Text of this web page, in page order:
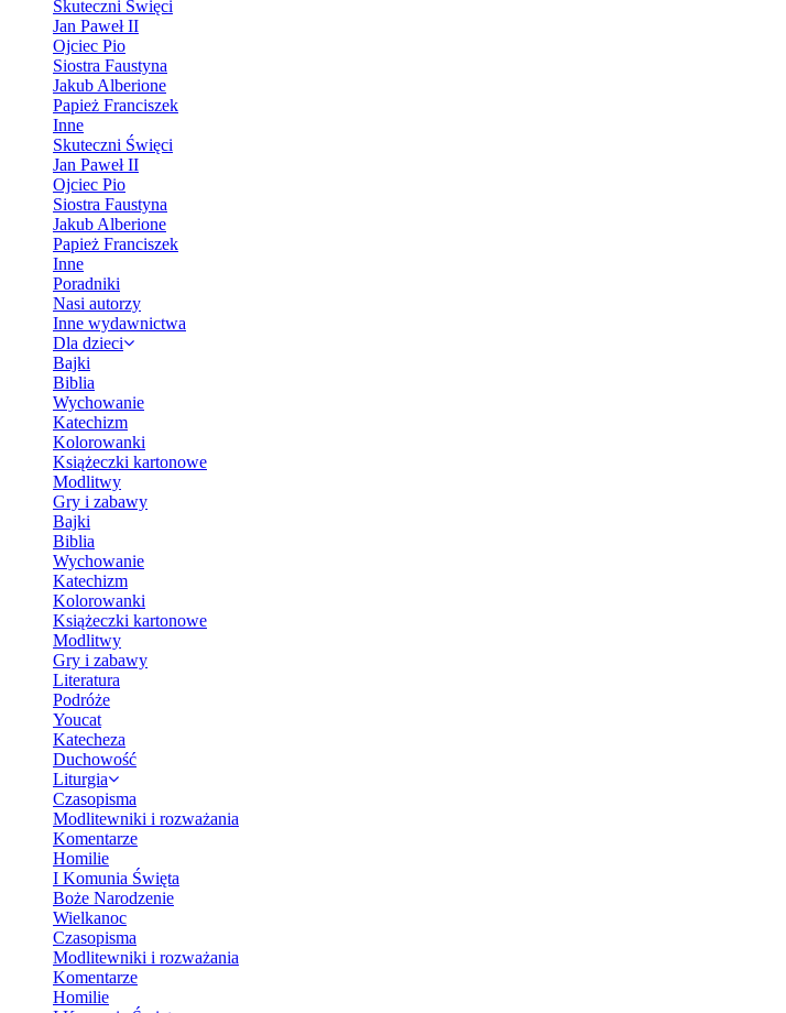
Skuteczni Święci
Jan Paweł II
Ojciec Pio
Siostra Faustyna
Jakub Alberione
Papież Franciszek
Inne
Skuteczni Święci
Jan Paweł II
Ojciec Pio
Siostra Faustyna
Jakub Alberione
Papież Franciszek
Inne
Poradniki
Nasi autorzy
Inne wydawnictwa
Dla dzieci
Bajki
Biblia
Wychowanie
Katechizm
Kolorowanki
Książeczki kartonowe
Modlitwy
Gry i zabawy
Bajki
Biblia
Wychowanie
Katechizm
Kolorowanki
Książeczki kartonowe
Modlitwy
Gry i zabawy
Literatura
Podróże
Youcat
Katecheza
Duchowość
Liturgia
Czasopisma
Modlitewniki i rozważania
Komentarze
Homilie
I Komunia Święta
Boże Narodzenie
Wielkanoc
Czasopisma
Modlitewniki i rozważania
Komentarze
Homilie